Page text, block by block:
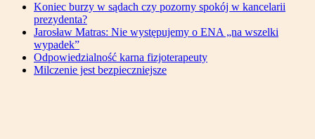
Koniec burzy w sądach czy pozorny spokój w kancelarii
prezydenta?
Jarosław Matras: Nie występujemy o ENA „na wszelki
wypadek”
Odpowiedzialność karna fizjoterapeuty
Milczenie jest bezpieczniejsze